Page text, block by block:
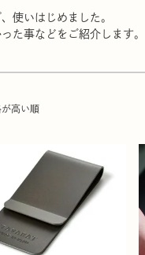
使いはじめました。
た事などをご紹介します。
が高い順